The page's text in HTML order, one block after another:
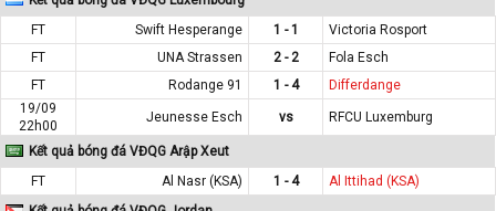
FT
Swift Hesperange 1 - 1
Victoria Rosport
FT
UNA Strassen 2 - 2
Fola Esch
FT
Rodange 91 1 - 4
Differdange
19/09
22h00
Jeunesse Esch vs RFCU Luxemburg
Kết quả bóng đá VĐQG Arập Xeut
FT
Al Nasr (KSA) 1 - 4
Al Ittihad (KSA)